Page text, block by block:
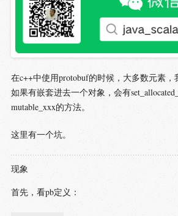
在c++中使用protobuf的时候，大多数元素，
如果有嵌套进去一个对象，会有
mutable_xxx的方法。
这里有一个坑。
现象
首先，看pb定义：